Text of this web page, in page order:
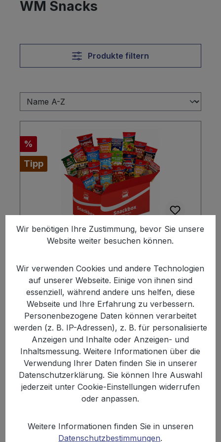
WM Snacks
Produkte filtern
Rabatt
%
Tipp
Du suchst eine Snackbox, bei der wirklich
für jeden etwas dabei ist? Dann ist diese
XOX Party-Snackbox genau richtig für dich.
Dich erwartet ein bunter Mix aus salzigen,
würzigen, knusprigen und süßen Snacks –
perfekt für Filmabend, Spieleabend,
Fußballabend, Party oder einfach für den
Vorrat zuhause. Von Popcorn über Flips,
bringt diese Box die ganze XOX
Inhalt:3.3 kg(7,57 € / 1 kg)
Wir benötigen Ihre Zustimmung, bevor Sie unsere
Website weiter besuchen können.
Wir verwenden Cookies und andere Technologien
auf unserer Webseite. Einige von ihnen sind
essenziell, während andere uns helfen, diese
Webseite und Ihre Erfahrung zu verbessern.
Personenbezogene Daten können verarbeitet
werden (z. B. IP-Adressen), z. B. für personalisierte
Anzeigen und Inhalte oder Anzeigen- und
Inhaltsmessung. Weitere Informationen über die
Verwendung Ihrer Daten finden Sie in unserer
Datenschutzerklärung. Sie können Ihre Auswahl
jederzeit unter Cookie-Einstellungen widerrufen
oder anpassen.
Weitere Informationen finden Sie in unseren
Datenschutzbestimmungen.